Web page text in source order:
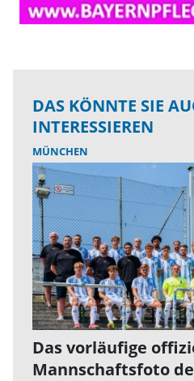
DAS KÖNNTE SIE
INTERESSIEREN
MÜNCHEN
Das vorläufige
Mannschaftsfoto